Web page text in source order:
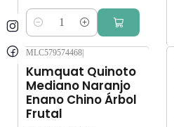
Cantidad
MLC579574468
Kumquat Quinoto
Mediano Naranjo
Enano Chino Árbol
Frutal